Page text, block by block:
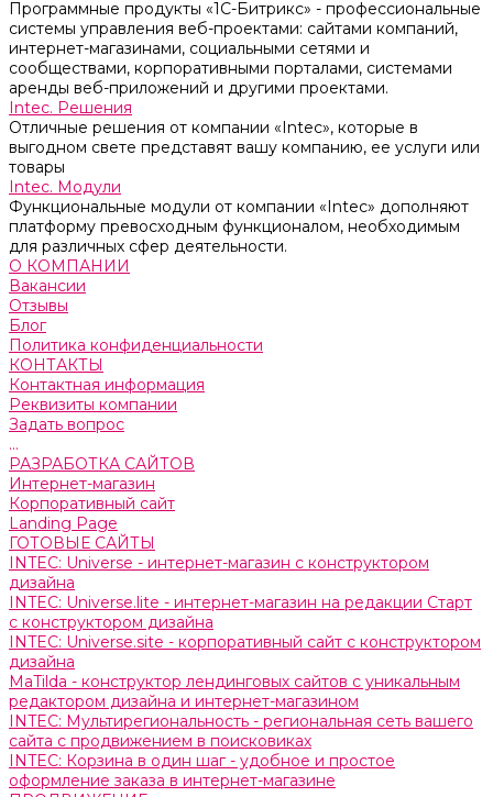
Программные продукты «1С-Битрикс» - профессиональные
системы управления веб-проектами: сайтами компаний,
интернет-магазинами, социальными сетями и
сообществами, корпоративными порталами, системами
аренды веб-приложений и другими проектами.
Intec. Решения
Отличные решения от компании «Intec», которые в
выгодном свете представят вашу компанию, ее услуги или
товары
Intec. Модули
Функциональные модули от компании «Intec» дополняют
платформу превосходным функционалом, необходимым
для различных сфер деятельности.
О КОМПАНИИ
Вакансии
Отзывы
Блог
Политика конфиденциальности
КОНТАКТЫ
Контактная информация
Реквизиты компании
Задать вопрос
...
РАЗРАБОТКА САЙТОВ
Интернет-магазин
Корпоративный сайт
Landing Page
ГОТОВЫЕ САЙТЫ
INTEC: Universe - интернет-магазин с конструктором
дизайна
INTEC: Universe.lite - интернет-магазин на редакции Старт
с конструктором дизайна
INTEC: Universe.site - корпоративный сайт с конструктором
дизайна
MaTilda - конструктор лендинговых сайтов с уникальным
редактором дизайна и интернет-магазином
INTEC: Мультирегиональность - региональная сеть вашего
сайта с продвижением в поисковиках
INTEC: Корзина в один шаг - удобное и простое
оформление заказа в интернет-магазине